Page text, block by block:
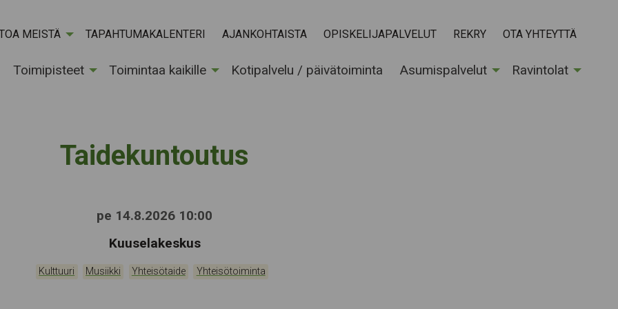
MEISTÄ TAPAHTUMAKALENTERI AJANKOHTAISTA OPISKELIJAPALVELUT REKRY OTA YHTEYTTÄ
Toimipisteet Toimintaa kaikille Kotipalvelu / päivätoiminta Asumispalvelut Ravintolat
Taidekuntoutus
pe 14.8.2026 10:00
Tapahtumapaikka:
Kuuselakeskus
Kategoriat:
Kulttuuri Musiikki Yhteisötaide Yhteisötoiminta